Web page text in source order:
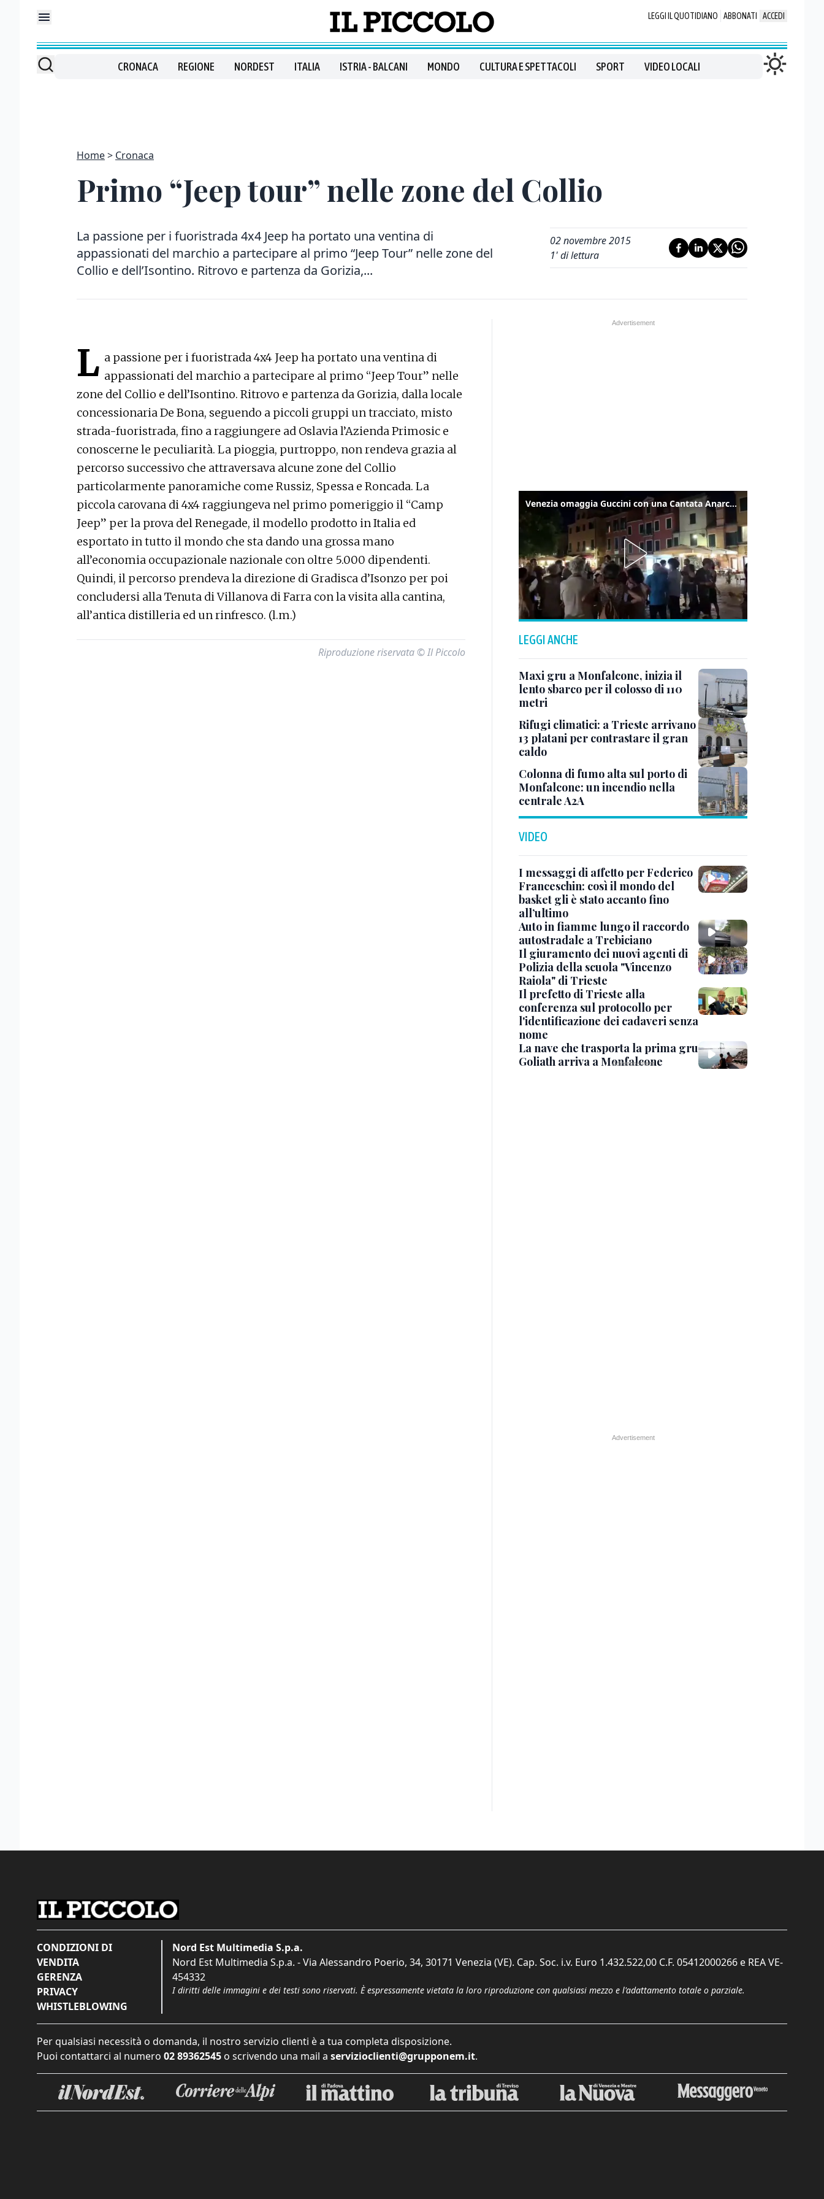
LEGGI IL QUOTIDIANO ABBONATI ACCEDI
CRONACA REGIONE NORDEST ITALIA ISTRIA - BALCANI MONDO CULTURA E SPETTACOLI SPORT VIDEO LOCALI
Home Cronaca
Primo “Jeep tour” nelle zone del Collio
La passione per i fuoristrada 4x4 Jeep ha portato una ventina di
appassionati del marchio a partecipare al primo “Jeep Tour” nelle zone del
Collio e dell’Isontino. Ritrovo e partenza da Gorizia,...
02 novembre 2015
1' di lettura
L a passione per i fuoristrada 4x4 Jeep ha portato una ventina di
appassionati del marchio a partecipare al primo “Jeep Tour” nelle
zone del Collio e dell’Isontino. Ritrovo e partenza da Gorizia, dalla locale
concessionaria De Bona, seguendo a piccoli gruppi un tracciato, misto
strada-fuoristrada, fino a raggiungere ad Oslavia l’Azienda Primosic e
conoscerne le peculiarità. La pioggia, purtroppo, non rendeva grazia al
percorso successivo che attraversava alcune zone del Collio
particolarmente panoramiche come Russiz, Spessa e Roncada. La
piccola carovana di 4x4 raggiungeva nel primo pomeriggio il “Camp
Jeep” per la prova del Renegade, il modello prodotto in Italia ed
esportato in tutto il mondo che sta dando una grossa mano
all’economia occupazionale nazionale con oltre 5.000 dipendenti.
Quindi, il percorso prendeva la direzione di Gradisca d’Isonzo per poi
concludersi alla Tenuta di Villanova di Farra con la visita alla cantina,
all’antica distilleria ed un rinfresco. (l.m.)
Riproduzione riservata © Il Piccolo
Venezia omaggia Guccini con una Cantata Anarchica in campo Santa Margherita
LEGGI ANCHE
Maxi gru a Monfalcone, inizia il
lento sbarco per il colosso di 110
metri
Rifugi climatici: a Trieste arrivano
13 platani per contrastare il gran
caldo
Colonna di fumo alta sul porto di
Monfalcone: un incendio nella
centrale A2A
VIDEO
I messaggi di affetto per Federico
Franceschin: così il mondo del
basket gli è stato accanto fino
all’ultimo
Auto in fiamme lungo il raccordo
autostradale a Trebiciano
Il giuramento dei nuovi agenti di
Polizia della scuola "Vincenzo
Raiola" di Trieste
Il prefetto di Trieste alla
conferenza sul protocollo per
l'identificazione dei cadaveri senza
nome
La nave che trasporta la prima gru
Goliath arriva a Monfalcone
CONDIZIONI DI
VENDITA
GERENZA
PRIVACY
WHISTLEBLOWING
Nord Est Multimedia S.p.a.
Nord Est Multimedia S.p.a. - Via Alessandro Poerio, 34, 30171 Venezia (VE). Cap. Soc. i.v. Euro 1.432.522,00 C.F. 05412000266 e REA VE-
454332
I diritti delle immagini e dei testi sono riservati. È espressamente vietata la loro riproduzione con qualsiasi mezzo e l'adattamento totale o parziale.
Per qualsiasi necessità o domanda, il nostro servizio clienti è a tua completa disposizione.
Puoi contattarci al numero 02 89362545 o scrivendo una mail a servizioclienti@grupponem.it.